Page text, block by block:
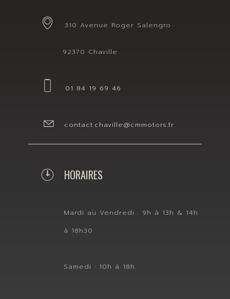
310 Avenue Roger Salengro
92370 Chaville
01 84 19 69 46
contact.chaville@cmmotors.fr
HORAIRES
Mardi au Vendredi : 9h à 13h & 14h
à 18h30
Samedi : 10h à 18h